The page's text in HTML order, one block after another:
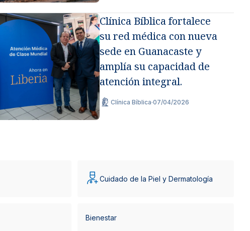
Clínica Bíblica fortalece
su red médica con nueva
sede en Guanacaste y
amplía su capacidad de
atención integral.
Clínica Bíblica·07/04/2026
Cuidado de la Piel y Dermatología
Bienestar